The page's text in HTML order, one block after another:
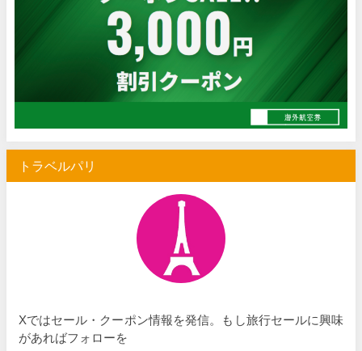
Trip.com) 航空券＋ホテル 最大5,000円OFFクーポン
Trip.com) 海外航空券 最大2,500円OFFクーポン
HIS) オーストラリア・リゾート航空券 2,000円OFFクーポ
Expedia) 春旅・GWセール 最大40%OFF
03/17 HIS) 北欧添乗員同行ツアー 最大10,000円OFFクーポン
JAL) 海外ダイナミックパッケージ タイムセール
JAL) 海外ダイナミックパッケージ 最大40,000円OFFクーポ
HIS) 海外航空券 タイムセール
03/16 Trip.com) 航空券+ホテル 最大50%OFFセール
トラベルパリ
Xではセール・クーポン情報を発信。もし旅行セールに興味
があればフォローを